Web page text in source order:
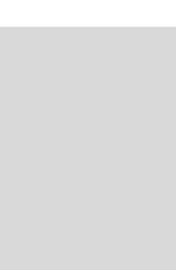
o produto. E tem embalagem
de espaço vazio. A caixa
pequeno e o caminhão vira
transporte de ar. Cabem menos
aumenta, o estoque ocupa
cresce.